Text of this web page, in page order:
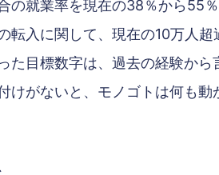
の就業率を現在の38％から55
転入に関して、現在の10万人
た目標数字は、過去の経験か
けがないと、モノゴトは何も